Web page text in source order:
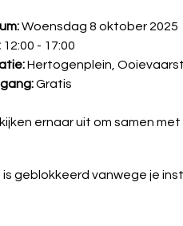
Woensdag 8 oktober 2025
12:00 - 17:00
Hertogenplein,
Gratis
ernaar uit om samen
is geblokkeerd vanwege je